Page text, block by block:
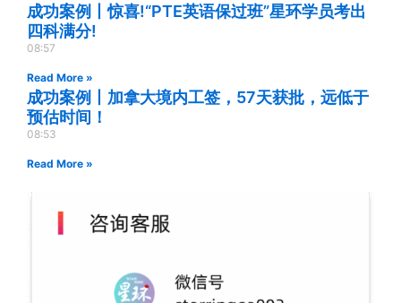
成功案例丨惊喜!“PTE英语保过班”星环学员考出
四科满分!
08:57
Read More »
成功案例丨加拿大境内工签，57天获批，远低于
预估时间！
08:53
Read More »